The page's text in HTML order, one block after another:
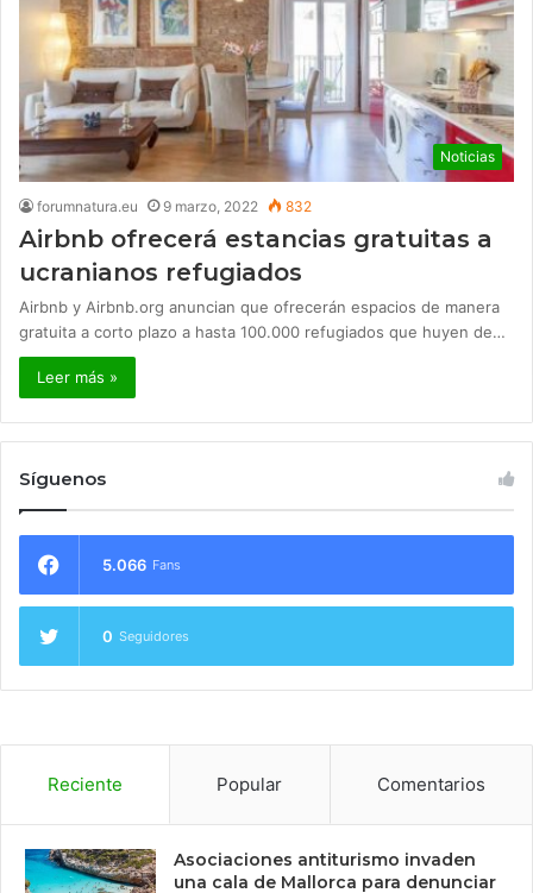
Noticias
forumnatura.eu 9 marzo, 2022 832
Airbnb ofrecerá estancias gratuitas a
ucranianos refugiados
Airbnb y Airbnb.org anuncian que ofrecerán espacios de manera
gratuita a corto plazo a hasta 100.000 refugiados que huyen de…
Leer más »
Síguenos
5.066 Fans
0 Seguidores
Reciente Popular Comentarios
Asociaciones antiturismo invaden
una cala de Mallorca para denunciar